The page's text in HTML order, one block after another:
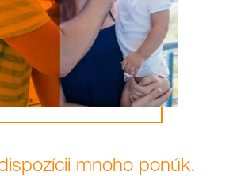
mnoho ponúk.